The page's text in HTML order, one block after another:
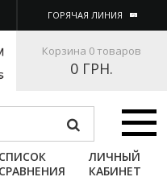
ГОРЯЧАЯ ЛИНИЯ
Корзина 0 товаров
0 ГРН.
СПИСОК
СРАВНЕНИЯ
ЛИЧНЫЙ
КАБИНЕТ